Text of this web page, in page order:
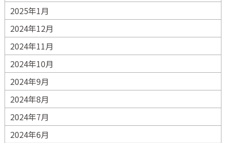
2025年1月
2024年12月
2024年11月
2024年10月
2024年9月
2024年8月
2024年7月
2024年6月